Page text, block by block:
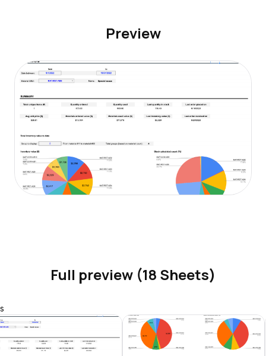
Preview
Full preview (18 Sheets)
s